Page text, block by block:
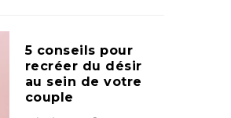
5 conseils pour
recréer du désir
au sein de votre
couple